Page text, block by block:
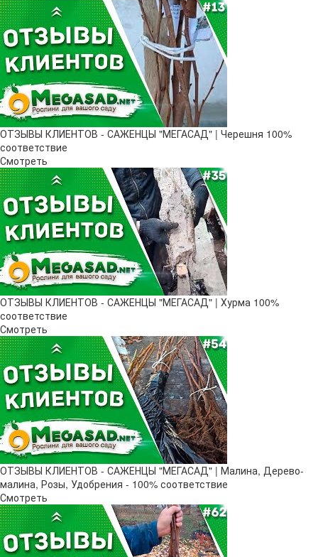
ОТЗЫВЫ КЛИЕНТОВ - САЖЕНЦЫ "МЕГАСАД" | Черешня 100%
соответствие
Смотреть
ОТЗЫВЫ КЛИЕНТОВ - САЖЕНЦЫ "МЕГАСАД" | Хурма 100%
соответствие
Смотреть
ОТЗЫВЫ КЛИЕНТОВ - САЖЕНЦЫ "МЕГАСАД" | Малина, Дерево-
малина, Розы, Удобрения - 100% соответствие
Смотреть